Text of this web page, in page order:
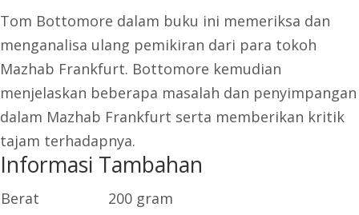
Tom Bottomore dalam buku ini memeriksa dan
menganalisa ulang pemikiran dari para tokoh
Mazhab Frankfurt. Bottomore kemudian
menjelaskan beberapa masalah dan penyimpangan
dalam Mazhab Frankfurt serta memberikan kritik
tajam terhadapnya.
Informasi Tambahan
Berat
200 gram